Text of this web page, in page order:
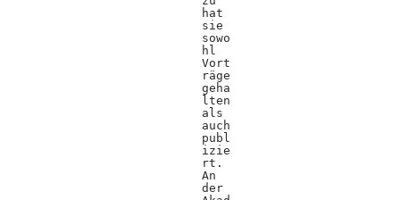
hat
sie
sowo
hl
Vort
räge
geha
lten
als
auch
publ
izie
rt.
An
der